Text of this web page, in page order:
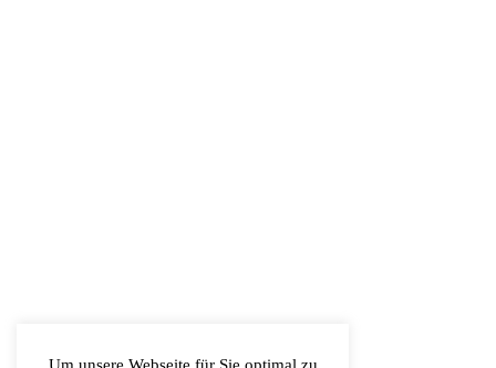
Um unsere Webseite für Sie optimal zu